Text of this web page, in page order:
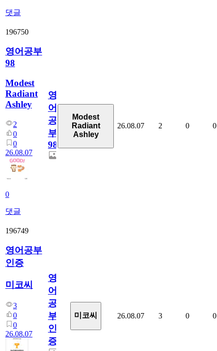
댓글
196750
영어공부
98
Modest
Radiant
Ashley
2
0
0
26.08.07
0
댓글
영
어
공
부
98
Modest
Radiant
Ashley
26.08.07 2 0 0
196749
영어공부
인증
미코씨
3
0
0
26.08.07
영
어
공
부
인
증
미코씨 26.08.07 3 0 0